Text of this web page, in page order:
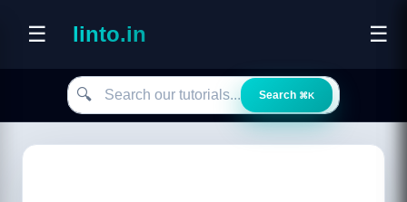
☰ linto.in ☰
Search our tutorials
🔍 Search ⌘K